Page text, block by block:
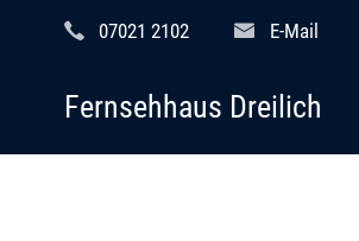
07021 2102 E-Mail
Fernsehhaus Dreilich